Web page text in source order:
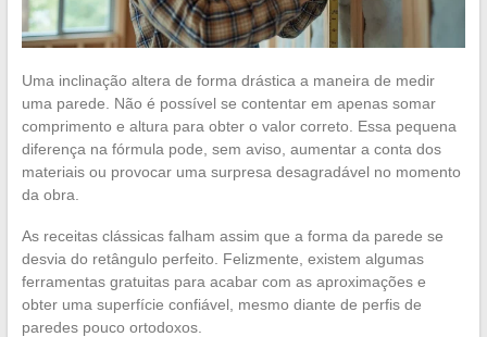
Uma inclinação altera de forma drástica a maneira de medir
uma parede. Não é possível se contentar em apenas somar
comprimento e altura para obter o valor correto. Essa pequena
diferença na fórmula pode, sem aviso, aumentar a conta dos
materiais ou provocar uma surpresa desagradável no momento
da obra.
As receitas clássicas falham assim que a forma da parede se
desvia do retângulo perfeito. Felizmente, existem algumas
ferramentas gratuitas para acabar com as aproximações e
obter uma superfície confiável, mesmo diante de perfis de
paredes pouco ortodoxos.